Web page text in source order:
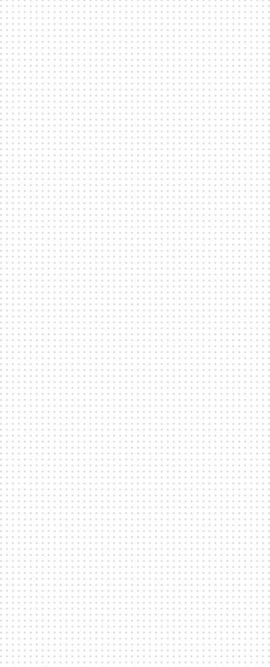
EVENTS
Fållan är den ultimata hybridlokalen. En arkitektonisk
skönhet med mörkläggnings-möjligheter som skapar
den perfekta inramningen för B2B-events, B2C-
events, varumärkesupplevelser, awards-middagar
och mer. Fållan kan enkelt förvandlas för att passa
ditt event - eller nyttjas som den är för en autentisk,
industriell atmosfär.
SPELNINGAR & KLUBBAR
Fållan - Stockholms främsta livemusik- och
klubblokal som rymmer upp till 1900 stående